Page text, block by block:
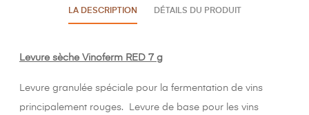
LA DESCRIPTION DÉTAILS DU PRODUIT
Levure sèche Vinoferm RED 7 g
Levure granulée spéciale pour la fermentation de vins
principalement rouges. Levure de base pour les vins